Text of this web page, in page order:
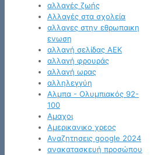
αλλαγές ζωής
Αλλαγές στα σχολεία
αλλαγες στην εθρωπαικη
ενωση
αλλαγή σελίδας ΑΕΚ
αλλαγή φρουράς
αλλαγή ωρας
αλληλεγγύη
Αλμπα - Ολυμπιακός 92-
100
Αμαχοι
Αμερικανικο χρεος
Αναζητησεις google 2024
ανακατασκευή προσώπου